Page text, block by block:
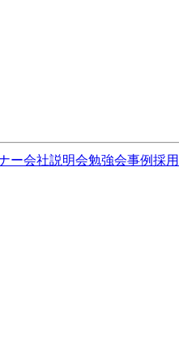
ー会社説明会勉強会事例採用